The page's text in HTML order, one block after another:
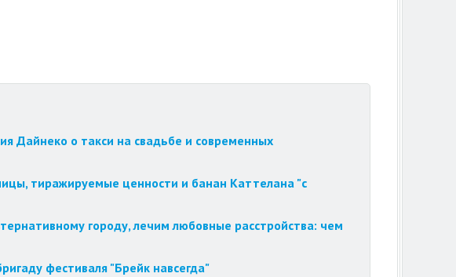
Дайнеко о такси на свадьбе и современных
тиражируемые ценности и банан Каттелана "с
городу, лечим любовные расстройства: чем
фестиваля "Брейк навсегда"